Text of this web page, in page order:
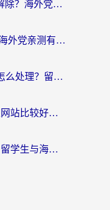
优酷手机app地域限制怎么解除？海外党亲测有效的追剧方案
全民K歌国外如何听原唱？海外党亲测有效的回国加速器选择指南
在海外如果使用交管12123怎么处理？留学生亲测有效的回国加速方案
海外看国内电视直播用什么网站比较好？一篇解决你所有追剧难题的实用指南
在国外如何打开中国网站？留学生与海外华人的无缝访问指南